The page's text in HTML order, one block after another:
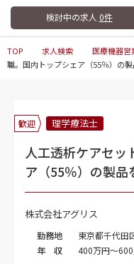
検討中の求人 0件
TOP 求人検索 医療機器営
職。国内トップシェア（55％）の製
歓迎 理学療法士
人工透析ケアセッ
ア（55％）の製品
株式会社アグリス
勤務地
東京都千代田
年 収
400万円～